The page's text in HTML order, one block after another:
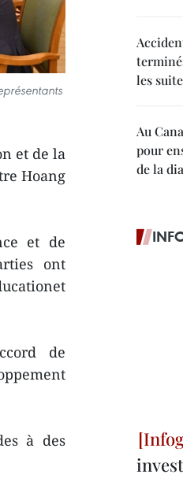
et de la
Hoang
et de
ont
de
à des
les
Au
pour
de la